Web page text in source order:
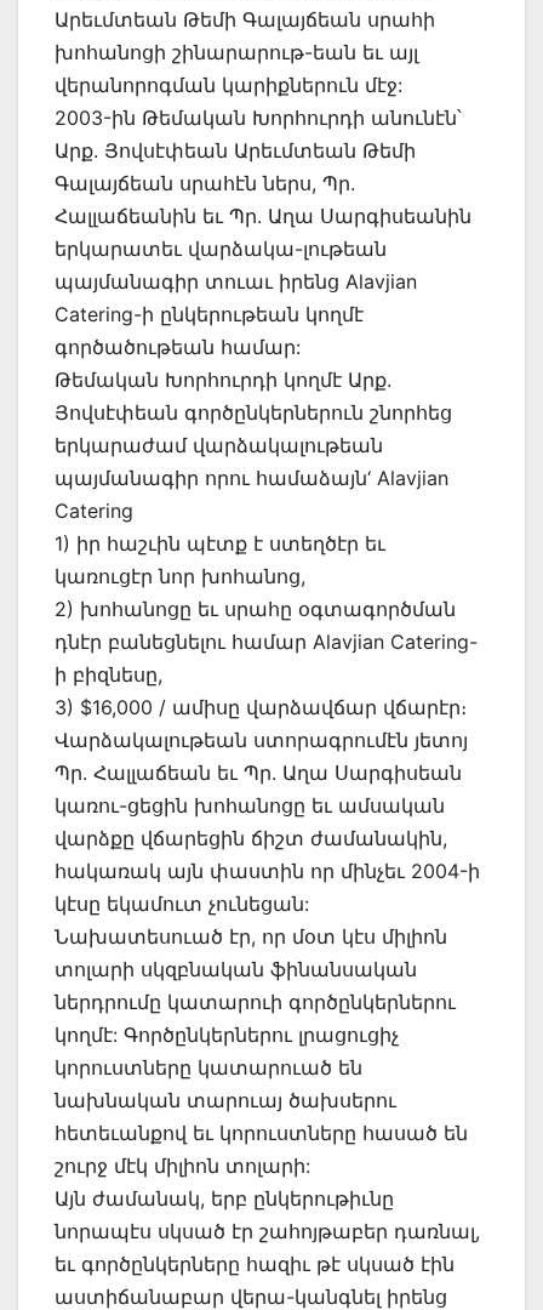
Արեւմտեան Թեմի Գալայճեան սրահի
խոհանոցի շինարարութ-եան եւ այլ
վերանորոգման կարիքներուն մէջ:
2003-ին Թեմական Խորհուրդի անունէն՝
Արք. Յովսէփեան Արեւմտեան Թեմի
Գալայճեան սրահէն ներս, Պր.
Հալլաճեանին եւ Պր. Աղա Սարգիսեանին
երկարատեւ վարձակա-լութեան
պայմանագիր տուաւ իրենց Alavjian
Catering-ի ընկերութեան կողմէ
գործածութեան համար:
Թեմական Խորհուրդի կողմէ Արք.
Յովսէփեան գործընկերներուն շնորհեց
երկարաժամ վարձակալութեան
պայմանագիր որու համաձայն‘ Alavjian
Catering
1) իր հաշւին պէտք է ստեղծէր եւ
կառուցէր նոր խոհանոց,
2) խոհանոցը եւ սրահը օգտագործման
դնէր բանեցնելու համար Alavjian Catering-
ի բիզնեսը,
3) $16,000 / ամիսը վարձավճար վճարէր։
Վարձակալութեան ստորագրումէն յետոյ
Պր. Հալլաճեան եւ Պր. Աղա Սարգիսեան
կառու-ցեցին խոհանոցը եւ ամսական
վարձքը վճարեցին ճիշտ ժամանակին,
հակառակ այն փաստին որ մինչեւ 2004-ի
կէսը եկամուտ չունեցան:
Նախատեսուած էր, որ մօտ կէս միլիոն
տոլարի սկզբնական ֆինանսական
ներդրումը կատարուի գործընկերներու
կողմէ: Գործընկերներու լրացուցիչ
կորուստները կատարուած են
նախնական տարուայ ծախսերու
հետեւանքով եւ կորուստները հասած են
շուրջ մէկ միլիոն տոլարի:
Այն ժամանակ, երբ ընկերութիւնը
նորապէս սկսած էր շահոյթաբեր դառնալ,
եւ գործընկերները հազիւ թէ սկսած էին
աստիճանաբար վերա-կանգնել իրենց